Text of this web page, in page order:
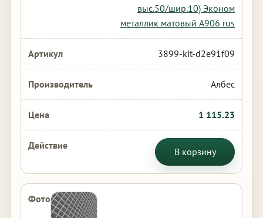
выс.50/шир.10) Эконом
металлик матовый А906 rus
3899-kit-d2e91f09
Албес
1 115.23
В корзину